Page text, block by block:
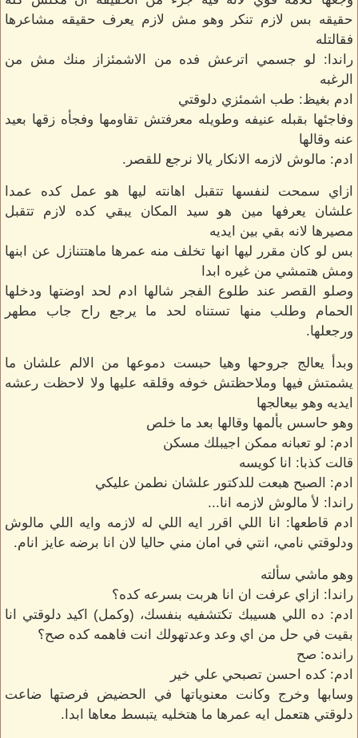
حقيقه بس لازم تنكر وهو مش لازم يعرف حقيقه مشاعرها
فقالتله
راندا: لو جسمي اترعش فده من الاشمئزاز منك مش من
الرغبه
ادم بغيظ: طب اشمئزي دلوقتي
وفاجئها بقبله عنيفه وطويله معرفتش تقاومها وفجأه زقها بعيد
عنه وقالها
ادم: مالوش لازمه الانكار يالا نرجع للقصر.
ازاي سمحت لنفسها تتقبل اهانته ليها هو عمل كده عمدا
علشان يعرفها مين هو سيد المكان يبقي كده لازم تتقبل
مصيرها لانه بقي بين ايديه
بس لو كان مقرر ليها انها تخلف منه عمرها ماهتتنازل عن ابنها
ومش هتمشي من غيره ابدا
وصلو القصر عند طلوع الفجر شالها ادم لحد اوضتها ودخلها
الحمام وطلب منها تستناه لحد ما يرجع راح جاب مطهر
ورجعلها.
وبدأ يعالج جروحها وهيا حبست دموعها من الالم علشان ما
يشمتش فيها وملاحظتش خوفه وقلقه عليها ولا لاحظت رعشه
ايديه وهو بيعالجها
وهو حاسس بألمها وقالها بعد ما خلص
ادم: لو تعبانه ممكن اجيبلك مسكن
قالت كذبا: انا كويسه
ادم: الصبح هبعت للدكتور علشان نطمن عليكي
راندا: لأ مالوش لازمه انا...
ادم قاطعها: انا اللي اقرر ايه اللي له لازمه وايه اللي مالوش
ودلوقتي نامي، انتي في امان مني حاليا لان انا برضه عايز انام.
وهو ماشي سألته
راندا: ازاي عرفت ان انا هربت بسرعه كده؟
ادم: ده اللي هسيبك تكتشفيه بنفسك، (وكمل) اكيد دلوقتي انا
بقيت في حل من اي وعد وعدتهولك انت فاهمه كده صح؟
رانده: صح
ادم: كده احسن تصبحي علي خير
وسابها وخرج وكانت معنوياتها في الحضيض فرصتها ضاعت
دلوقتي هتعمل ايه عمرها ما هتخليه يتبسط معاها ابدا.